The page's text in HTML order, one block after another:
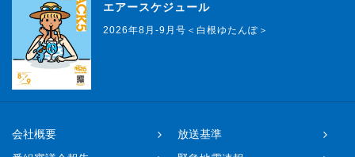
エアースケジュール
2026年8月-9月号＜白根ゆたんぽ＞
会社概要
放送基準